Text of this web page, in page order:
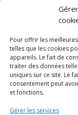
Pour offrir les
telles que les cookies
appareils. Le fait de
traiter des données
uniques sur ce site. Le
consentement peut
et fonctions.
Gérer les services